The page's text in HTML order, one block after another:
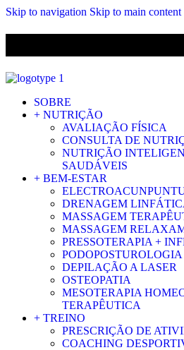
Skip to navigation Skip to main content
SOBRE
+ NUTRIÇÃO
AVALIAÇÃO FÍSICA
CONSULTA DE
NUTRIÇÃO
SAUDÁVEIS
+ BEM-ESTAR
DRENAGEM
MASSAGEM
MASSAGEM
PRESSOTERAPIA +
PODOPOSTUROLOGIA
DEPILAÇÃO A LASER
OSTEOPATIA
MESOTERAPIA
TERAPÊUTICA
+ TREINO
PRESCRIÇÃO DE
COACHING